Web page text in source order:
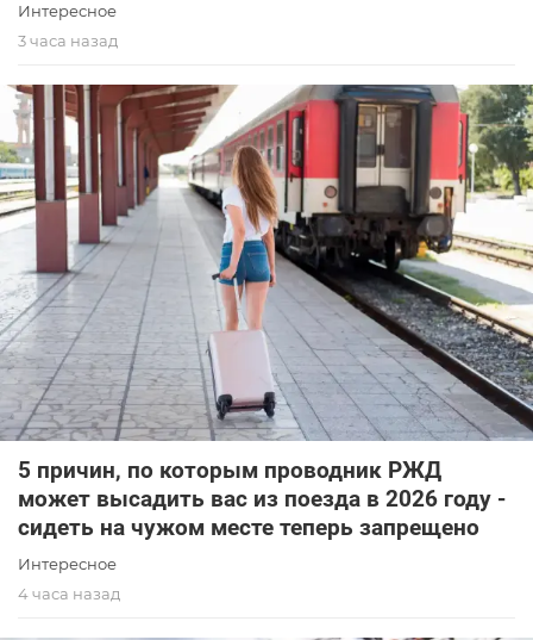
Интересное
3 часа назад
5 причин, по которым проводник РЖД
может высадить вас из поезда в 2026 году -
сидеть на чужом месте теперь запрещено
Интересное
4 часа назад